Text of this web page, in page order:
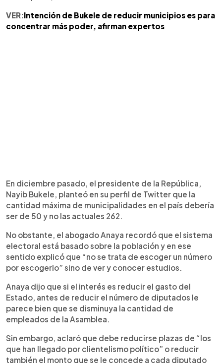
VER:Intención de Bukele de reducir municipios es para
concentrar más poder, afirman expertos
En diciembre pasado, el presidente de la República,
Nayib Bukele, planteó en su perfil de Twitter que la
cantidad máxima de municipalidades en el país debería
ser de 50 y no las actuales 262.
No obstante, el abogado Anaya recordó que el sistema
electoral está basado sobre la población y en ese
sentido explicó que “no se trata de escoger un número
por escogerlo” sino de ver y conocer estudios.
Anaya dijo que si el interés es reducir el gasto del
Estado, antes de reducir el número de diputados le
parece bien que se disminuya la cantidad de
empleados de la Asamblea.
Sin embargo, aclaró que debe reducirse plazas de “los
que han llegado por clientelismo político” o reducir
también el monto que se le concede a cada diputado